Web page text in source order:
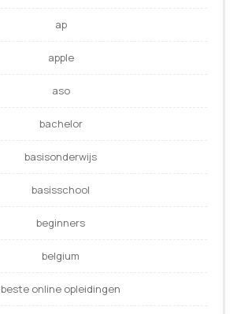
ap
apple
aso
bachelor
basisonderwijs
basisschool
beginners
belgium
beste online opleidingen